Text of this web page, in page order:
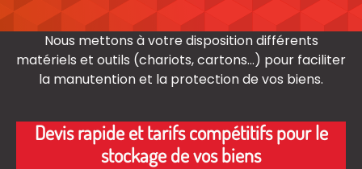
Nous mettons à votre disposition différents
matériels et outils (chariots, cartons…) pour faciliter
la manutention et la protection de vos biens.
Devis rapide et tarifs compétitifs pour le
stockage de vos biens